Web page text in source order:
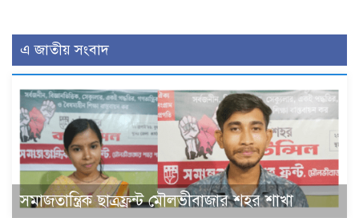
এ জাতীয় সংবাদ
সমাজতান্ত্রিক ছাত্রফ্রন্ট মৌলভীবাজার শহর শাখা